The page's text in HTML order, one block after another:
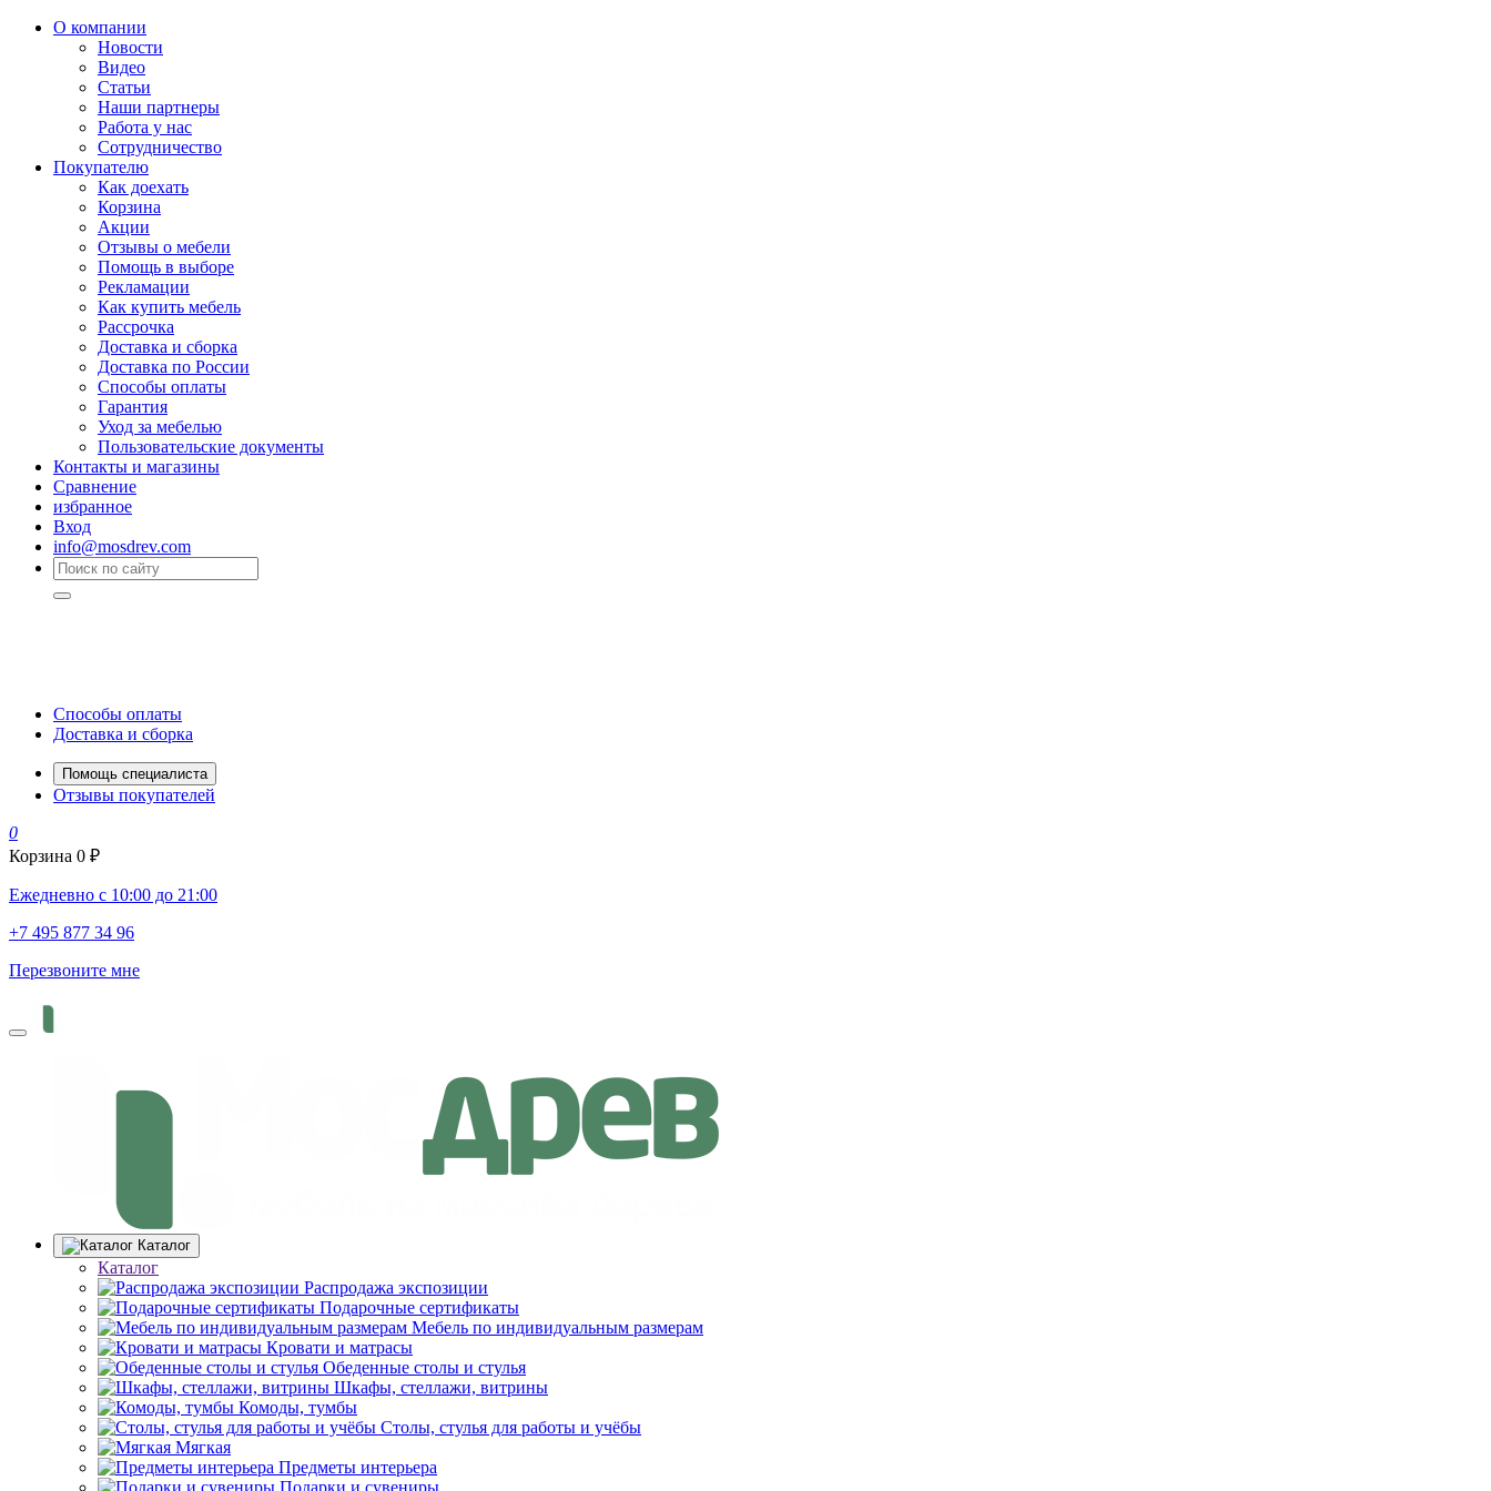
О компании
Новости
Видео
Статьи
Наши партнеры
Работа у нас
Сотрудничество
Покупателю
Как доехать
Корзина
Акции
Отзывы о мебели
Помощь в выборе
Рекламации
Как купить мебель
Рассрочка
Доставка и сборка
Доставка по России
Способы оплаты
Гарантия
Уход за мебелью
Пользовательские документы
Контакты и магазины
Сравнение
избранное
Вход
info@mosdrev.com
Способы оплаты
Доставка и сборка
Помощь специалиста
Отзывы покупателей
0
Корзина 0 ₽
Ежедневно с 10:00 до 21:00
+7 495 877 34 96
Перезвоните мне
Каталог
Каталог
Распродажа экспозиции
Подарочные сертификаты
Мебель по индивидуальным размерам
Кровати и матрасы
Обеденные столы и стулья
Шкафы, стеллажи, витрины
Комоды, тумбы
Столы, стулья для работы и учёбы
Мягкая
Предметы интерьера
Подарки и сувениры